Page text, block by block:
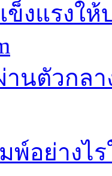
งแรงให้
นตัวกลา
มพ์อย่าง